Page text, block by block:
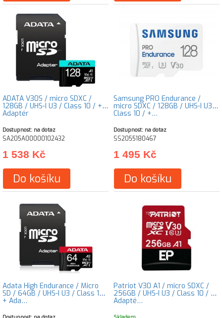
ADATA V30S / micro SDXC /
128GB / UHS-I U3 / Class 10 / +
Adaptér
Dostupnost: na dotaz
SA205A00000102432
1 538 Kč
Do košíku
Samsung PRO Endurance /
micro SDXC / 128GB / UHS-I U3 /
Class 10 / +…
Dostupnost: na dotaz
SS2055180467
1 495 Kč
Do košíku
Adata High Endurance / Micro
SD / 64GB / UHS-I U3 / Class 10 /
+ Ada…
Patriot V30 A1 / micro SDXC /
256GB / UHS-I U3 / Class 10 / +
Adapté…